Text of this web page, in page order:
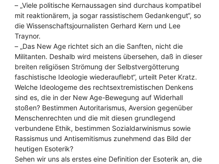
– „Viele politische Kernaussagen sind durchaus kompatibel
mit reaktionärem, ja sogar rassistischem Gedankengut“, so
die Wissenschaftsjournalisten Gerhard Kern und Lee
Traynor.
– „Das New Age richtet sich an die Sanften, nicht die
Militanten. Deshalb wird meistens übersehen, daß in dieser
breiten religiösen Strömung der Selbstvergötterung
faschistische Ideologie wiederauflebt“, urteilt Peter Kratz.
Welche Ideologeme des rechtsextremistischen Denkens
sind es, die in der New Age-Bewegung auf Widerhall
stoßen? Bestimmen Autoritarismus, Aversion gegenüber
Menschenrechten und die mit diesen grundlegend
verbundene Ethik, bestimmen Sozialdarwinismus sowie
Rassismus und Antisemitismus zunehmend das Bild der
heutigen Esoterik?
Sehen wir uns als erstes eine Definition der Esoterik an, die